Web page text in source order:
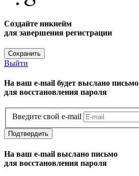
Создайте никнейм
для завершения регистрации
Сохранить
Выйти
На ваш e-mail будет выслано письмо
для восстановления пароля
Введите свой e-mail
Подтвердить
На ваш e-mail выслано письмо
для восстановления пароля